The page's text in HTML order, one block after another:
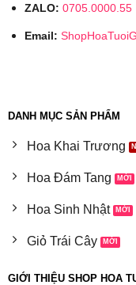
ZALO: 0705.0000.55
Email:
DANH MỤC SẢN PHẨM
Hoa Khai Trương
Hoa Đám Tang
Hoa Sinh Nhật
Giỏ Trái Cây
GIỚI THIỆU SHOP HOA